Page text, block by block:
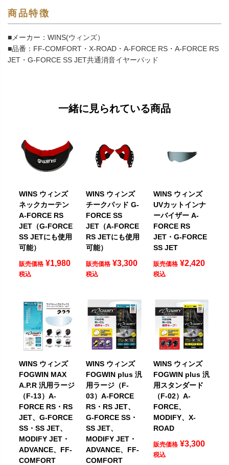
商品特徴
■メーカー：WINS(ウィンズ）
■品番：FF-COMFORT・X-ROAD・A-FORCE RS・A-FORCE RS
JET・G-FORCE SS JET共通消音イヤーパッド
一緒に見られている商品
WINS ウィンズ
ネックカーテン
A-FORCE RS
JET（G-FORCE
SS JETにも使用
可能）
販売価格 ¥1,980
税込
WINS ウィンズ
チークパッド G-
FORCE SS
JET（A-FORCE
RS JETにも使用
可能）
販売価格 ¥3,300
税込
WINS ウィンズ
UVカットインナ
ーバイザー A-
FORCE RS
JET・G-FORCE
SS JET
販売価格 ¥2,420
税込
WINS ウィンズ
FOGWIN MAX
A.P.R 汎用ラージ
（F-13）A-
FORCE RS・RS
JET、G-FORCE
SS・SS JET、
MODIFY JET・
ADVANCE、FF-
COMFORT
WINS ウィンズ
FOGWIN plus 汎
用ラージ（F-
03）A-FORCE
RS・RS JET、
G-FORCE SS・
SS JET、
MODIFY JET・
ADVANCE、FF-
COMFORT
WINS ウィンズ
FOGWIN plus 汎
用スタンダード
（F-02）A-
FORCE、
MODIFY、X-
ROAD
販売価格 ¥3,300
税込